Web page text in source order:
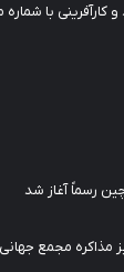
رسماً آغاز شد